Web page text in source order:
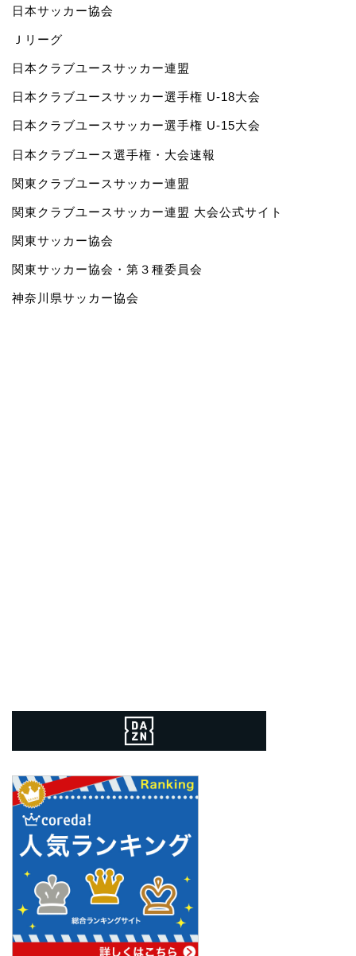
日本サッカー協会
Ｊリーグ
日本クラブユースサッカー連盟
日本クラブユースサッカー選手権 U-18大会
日本クラブユースサッカー選手権 U-15大会
日本クラブユース選手権・大会速報
関東クラブユースサッカー連盟
関東クラブユースサッカー連盟 大会公式サイト
関東サッカー協会
関東サッカー協会・第３種委員会
神奈川県サッカー協会